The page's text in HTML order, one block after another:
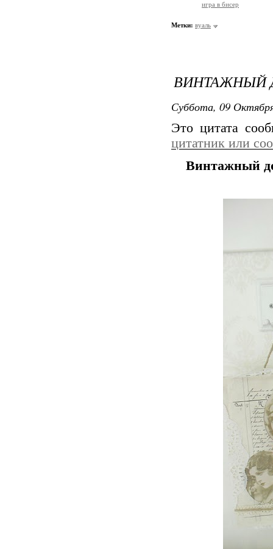
игра в бисер
Метки: вуаль
ВИНТАЖНЫЙ
Суббота, 09
Это цитата
цитатник или
Винтажный